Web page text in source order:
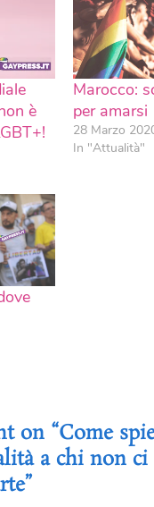
è
Marocco:
per amarsi
28 Marzo
In "Attualità"
on “Come
a chi non